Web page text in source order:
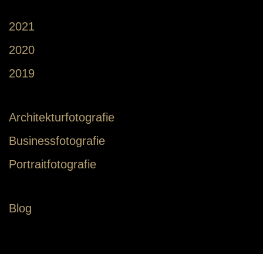
2021
2020
2019
Architekturfotografie
Businessfotografie
Portraitfotografie
Blog